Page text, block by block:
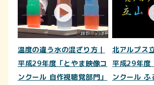
温度の違う水の混ざり方｜
平成29年度「とやま映像コ
ンクール 自作視聴覚部門」
北アルプス
平成29年度
ンクール ふ